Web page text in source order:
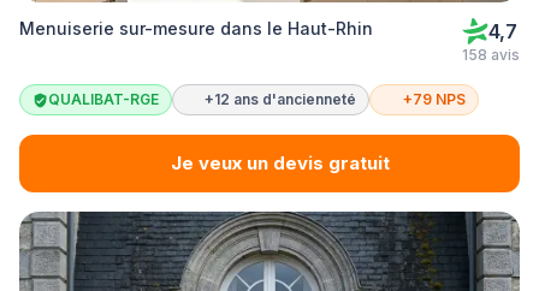
Menuiserie sur-mesure dans le Haut-Rhin 4,7
158 avis
QUALIBAT-RGE +12 ans d'ancienneté +79 NPS
Je veux un devis gratuit